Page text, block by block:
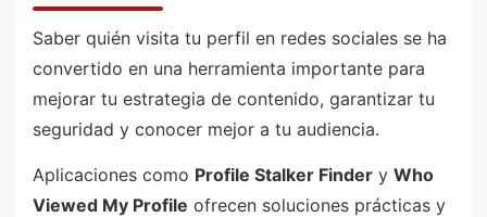
Saber quién visita tu perfil en redes sociales se ha
convertido en una herramienta importante para
mejorar tu estrategia de contenido, garantizar tu
seguridad y conocer mejor a tu audiencia.
Aplicaciones como Profile Stalker Finder y Who
Viewed My Profile ofrecen soluciones prácticas y